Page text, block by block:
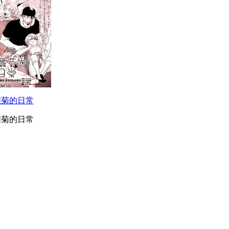
的日常
的日常